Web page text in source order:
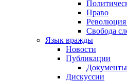
Право
Свобода
Язык вражды
Новости
Публикации
Документы
Дискуссии